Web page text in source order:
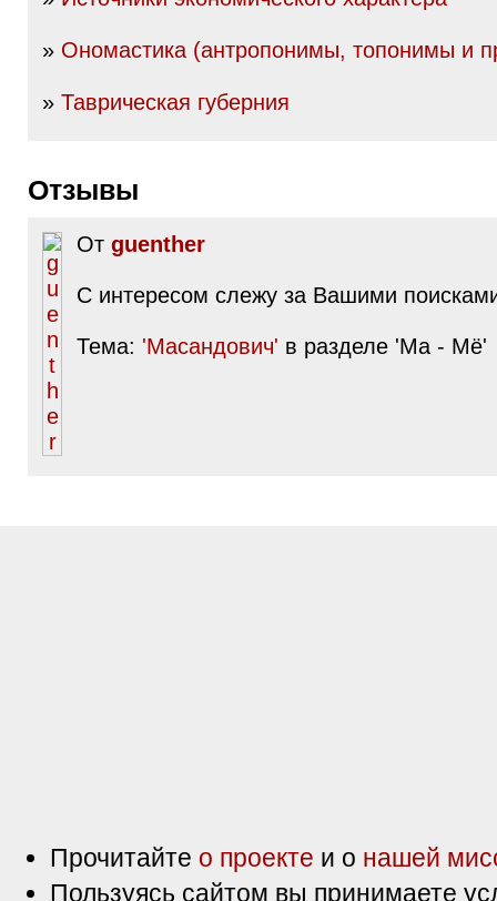
» Ономастика (антропонимы, топонимы и
» Таврическая губерния
Отзывы
От guenther
С интересом слежу за Вашими
Тема: 'Масандович' в разделе 'Ма - Мё'
Прочитайте о проекте и о нашей
Пользуясь сайтом вы принимаете